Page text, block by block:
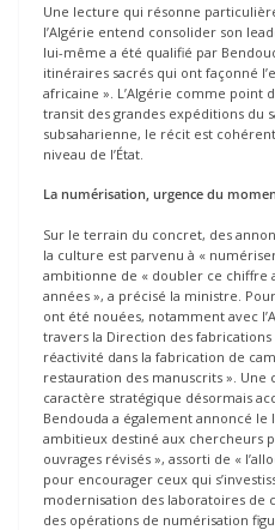
Une lecture qui résonne
l’Algérie entend consolider son
lui-même a été qualifié par
itinéraires sacrés qui ont façonné
africaine ». L’Algérie comme point
transit des grandes expéditions du
subsaharienne, le récit est
niveau de l’État.
La numérisation, urgence du
Sur le terrain du concret, des
la culture est parvenu à «
ambitionne de « doubler ce chiffre
années », a précisé la ministre.
ont été nouées, notamment avec
travers la Direction des
réactivité dans la fabrication de
restauration des manuscrits ».
caractère stratégique désormais
Bendouda a également annoncé le
ambitieux destiné aux chercheurs
ouvrages révisés », assorti de «
pour encourager ceux qui
modernisation des laboratoires de
des opérations de numérisation